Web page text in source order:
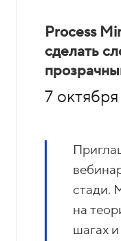
Process
сделать
7
стади.
на
шагах